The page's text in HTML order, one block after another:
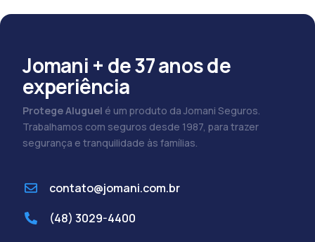
Jomani + de 37 anos de
experiência
Protege Aluguel é um produto da Jomani Seguros.
Trabalhamos com seguros desde 1987, para trazer
segurança e tranquilidade às famílias.
contato@jomani.com.br
(48) 3029-4400